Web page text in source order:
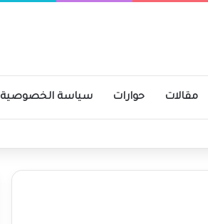
مقالات حوارات سياسة الخصوصية